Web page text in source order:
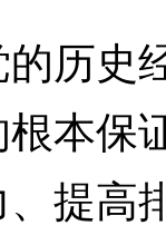
史
本保
提高